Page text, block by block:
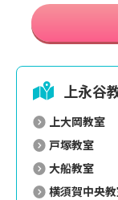
上永谷
上大岡教室
戸塚教室
大船教室
横須賀中央